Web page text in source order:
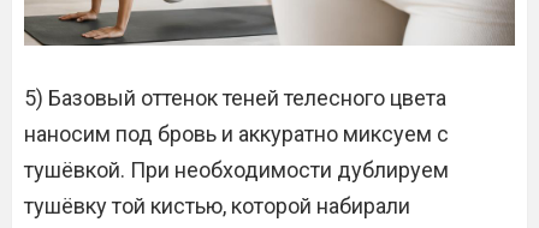
5) Базовый оттенок теней телесного цвета
наносим под бровь и аккуратно миксуем с
тушёвкой. При необходимости дублируем
тушёвку той кистью, которой набирали